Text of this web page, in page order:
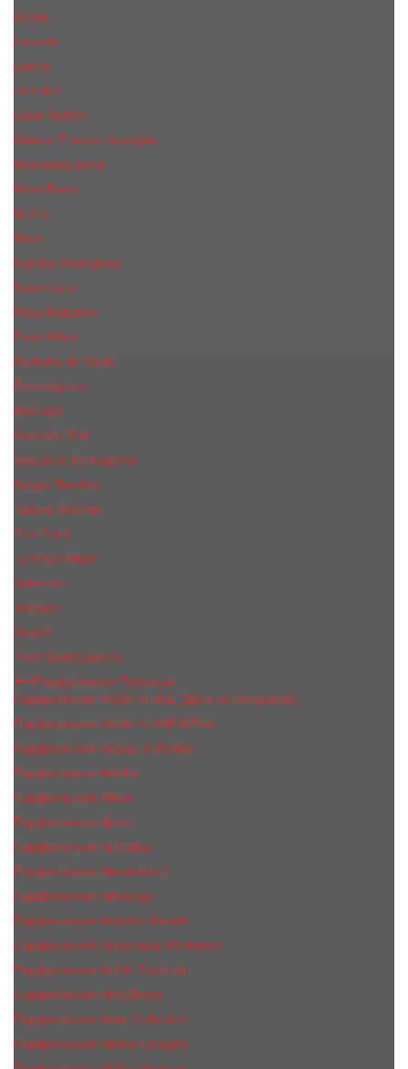
Kenzo
Lacoste
Lanvin
Le Labo
Louis Vuitton
Maison Francis Kurkdjian
Mercedes-Benz
Mont Blanc
M.А.C.
Mexx
Narciso Rodriguez
Nasomatto
Paco Rabanne
Paris Hilton
Parfums de Marly
Penhaligon​'s
RicHarD
Salvador Dali
Salvatore Ferragamo
Sergio Tacchini
Tiziana Terenzi
Tom Ford
Tommy Hilfiger
Valentino
Versace
Xerjoff
Yves Saint Laurent
Парфюмерия Премиум
Парфюмерия Made In UAE (Духи из Эмиратов)
Парфюмерия Made In UAE A Plus
Парфюмерия Acqua Di Parma
Парфюмерия Adisha
Парфюмерия Afnan
Парфюмерия Ajmal
Парфюмерия Aj Arabia
Парфюмерия Alexandre J.
Парфюмерия Amouage
Парфюмерия Antonio Maretti
Парфюмерия Arabesque Perfumes
Парфюмерия Ard Al Zaafaran
Парфюмерия ArteOlfatto
Парфюмерия Attar Collection
Парфюмерия Atelier Cologne